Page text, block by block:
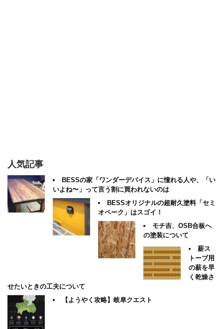
人気記事
BESSの家「ワンダーデバイス」に憧れる人や、「い
いよね〜」って言う割に買われないのは
BESSオリジナルの超耐久塗料「セミ
オペーク」はスゴイ！
モチ吉、OSB合板へ
の塗装について
薪ス
トーブ用
の薪を早
く乾燥さ
せたいときの工夫について
【ようやく攻略】岐阜クエスト